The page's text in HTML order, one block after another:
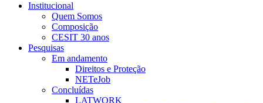
Institucional
Quem Somos
Composição
CESIT 30 anos
Pesquisas
Em andamento
Direitos e Proteção
NETeJob
Concluídas
LATWORK